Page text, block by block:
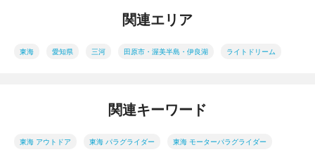
関連エリア
東海 愛知県 三河 田原市・渥美半島・伊良湖 ライトドリーム
関連キーワード
東海 アウトドア 東海 パラグライダー 東海 モーターパラグライダー